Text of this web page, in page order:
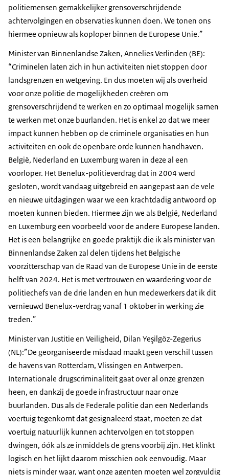
politiemensen gemakkelijker grensoverschrijdende
achtervolgingen en observaties kunnen doen. We tonen ons
hiermee opnieuw als koploper binnen de Europese Unie.”
Minister van Binnenlandse Zaken, Annelies Verlinden (BE):
“Criminelen laten zich in hun activiteiten niet stoppen door
landsgrenzen en wetgeving. En dus moeten wij als overheid
voor onze politie de mogelijkheden creëren om
grensoverschrijdend te werken en zo optimaal mogelijk samen
te werken met onze buurlanden. Het is enkel zo dat we meer
impact kunnen hebben op de criminele organisaties en hun
activiteiten en ook de openbare orde kunnen handhaven.
België, Nederland en Luxemburg waren in deze al een
voorloper. Het Benelux-politieverdrag dat in 2004 werd
gesloten, wordt vandaag uitgebreid en aangepast aan de vele
en nieuwe uitdagingen waar we een krachtdadig antwoord op
moeten kunnen bieden. Hiermee zijn we als België, Nederland
en Luxemburg een voorbeeld voor de andere Europese landen.
Het is een belangrijke en goede praktijk die ik als minister van
Binnenlandse Zaken zal delen tijdens het Belgische
voorzitterschap van de Raad van de Europese Unie in de eerste
helft van 2024. Het is met vertrouwen en waardering voor de
politiechefs van de drie landen en hun medewerkers dat ik dit
vernieuwd Benelux-verdrag vanaf 1 oktober in werking zie
treden.”
Minister van Justitie en Veiligheid, Dilan Yeşilgöz-Zegerius
(NL):”De georganiseerde misdaad maakt geen verschil tussen
de havens van Rotterdam, Vlissingen en Antwerpen.
Internationale drugscriminaliteit gaat over al onze grenzen
heen, en dankzij de goede infrastructuur naar onze
buurlanden. Dus als de Federale politie dan een Nederlands
voertuig tegenkomt dat gesignaleerd staat, moeten ze dat
voertuig natuurlijk kunnen achtervolgen en tot stoppen
dwingen, óók als ze inmiddels de grens voorbij zijn. Het klinkt
logisch en het lijkt daarom misschien ook eenvoudig. Maar
niets is minder waar, want onze agenten moeten wel zorgvuldig